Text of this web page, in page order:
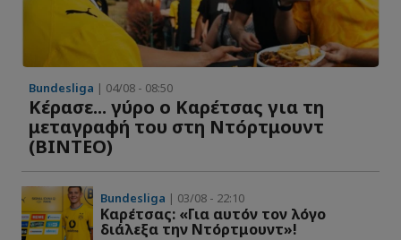
Bundesliga | 04/08 - 08:50
Κέρασε... γύρο ο Καρέτσας για τη
μεταγραφή του στη Ντόρτμουντ
(ΒΙΝΤΕΟ)
Bundesliga | 03/08 - 22:10
Καρέτσας: «Για αυτόν τον λόγο
διάλεξα την Ντόρτμουντ»!